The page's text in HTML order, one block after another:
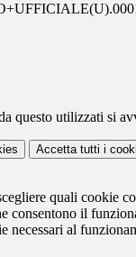
questo utilizzati si
Accetta tutti i
quali cookie
consentono il
necessari al